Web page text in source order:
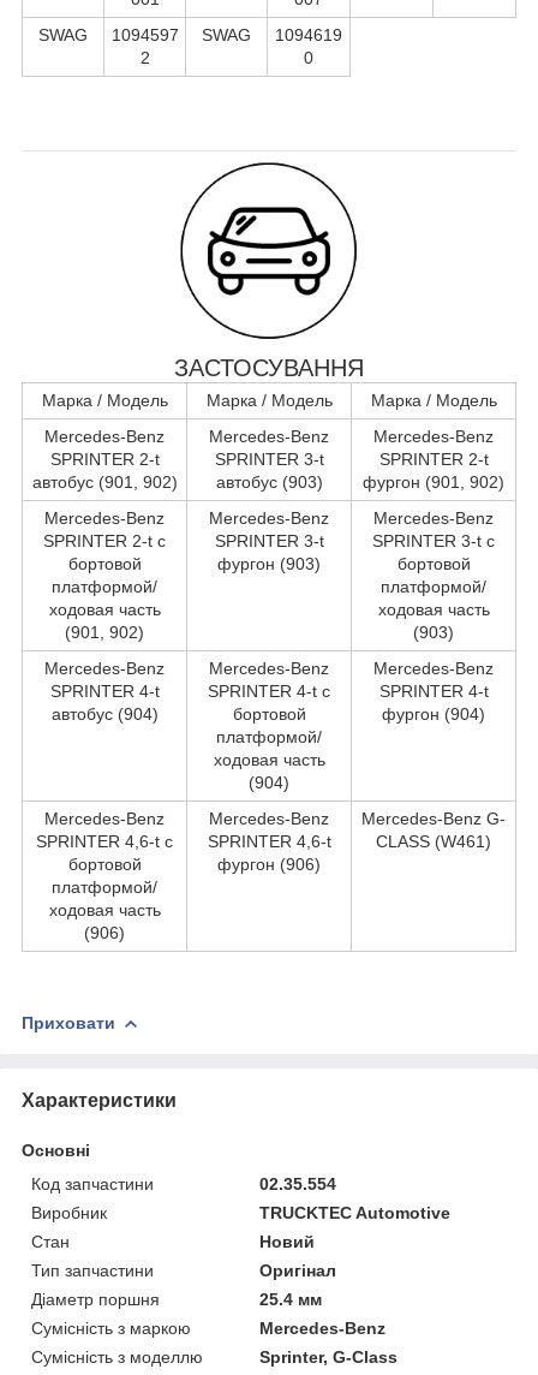
SWAG
1094597
2
SWAG
1094619
0
ЗАСТОСУВАННЯ
Марка / Модель Марка / Модель
Марка / Модель
Mercedes-Benz
SPRINTER 2-t
автобус (901, 902)
Mercedes-Benz
SPRINTER 3-t
автобус (903)
Mercedes-Benz
SPRINTER 2-t
фургон (901, 902)
Mercedes-Benz
SPRINTER 2-t c
бортовой
платформой/
ходовая часть
(901, 902)
Mercedes-Benz
SPRINTER 3-t
фургон (903)
Mercedes-Benz
SPRINTER 3-t c
бортовой
платформой/
ходовая часть
(903)
Mercedes-Benz
SPRINTER 4-t
автобус (904)
Mercedes-Benz
SPRINTER 4-t c
бортовой
платформой/
ходовая часть
(904)
Mercedes-Benz
SPRINTER 4-t
фургон (904)
Mercedes-Benz
SPRINTER 4,6-t c
бортовой
платформой/
ходовая часть
(906)
Mercedes-Benz
SPRINTER 4,6-t
фургон (906)
Mercedes-Benz G-
CLASS (W461)
Приховати
Характеристики
Основні
Код запчастини
02.35.554
Виробник
TRUCKTEC Automotive
Стан
Новий
Тип запчастини
Оригінал
Діаметр поршня
25.4 мм
Сумісність з маркою
Mercedes-Benz
Сумісність з моделлю
Sprinter, G-Class